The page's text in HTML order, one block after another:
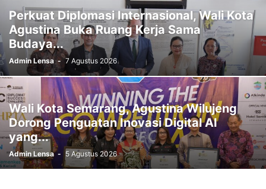
Perkuat Diplomasi Internasional, Wali Kota
Agustina Buka Ruang Kerja Sama
Budaya...
Admin Lensa - 7 Agustus 2026
Wali Kota Semarang, Agustina Wilujeng
Dorong Penguatan Inovasi Digital AI
yang...
Admin Lensa - 5 Agustus 2026